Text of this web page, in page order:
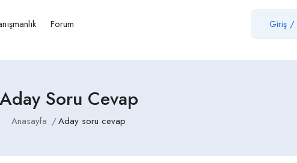
Forum Giriş /
Aday Soru Cevap
Anasayfa Aday soru cevap